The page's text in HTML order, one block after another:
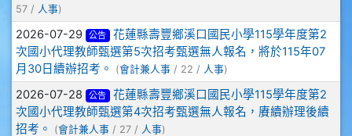
57 / 人事)
2026-07-29 公告
花蓮縣壽豐鄉溪口國民小學115學年度第2
次國小代理教師甄選第5次招考甄選無人報名，將於115年07
月30日續辦招考。
(會計兼人事 / 22 / 人事)
2026-07-28 公告
花蓮縣壽豐鄉溪口國民小學115學年度第2
次國小代理教師甄選第4次招考甄選無人報名，賡續辦理後續
招考。
(會計兼人事 / 27 / 人事)